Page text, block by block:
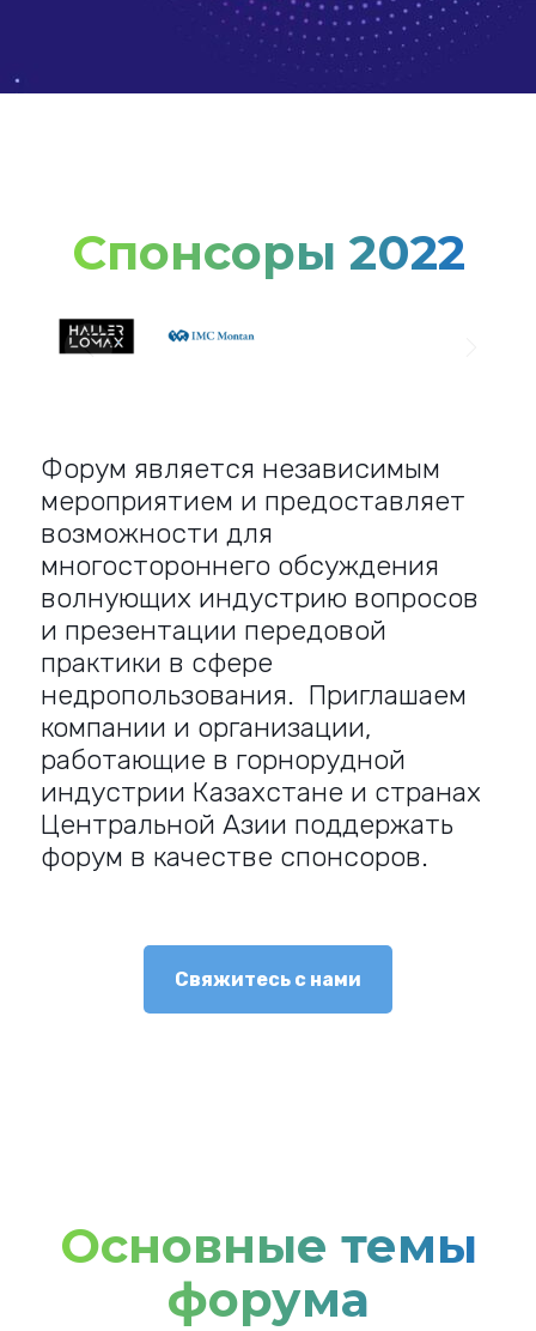
Спонсоры 2022
Форум является независимым
мероприятием и предоставляет
возможности для
многостороннего обсуждения
волнующих индустрию вопросов
и презентации передовой
практики в сфере
недропользования. Приглашаем
компании и организации,
работающие в горнорудной
индустрии Казахстане и странах
Центральной Азии поддержать
форум в качестве спонсоров.
Свяжитесь с нами
Основные темы
форума